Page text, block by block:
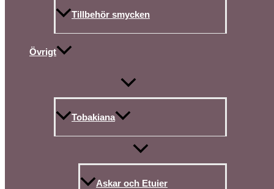
Tillbehör smycken
Övrigt
Tobakiana
Askar och Etuier